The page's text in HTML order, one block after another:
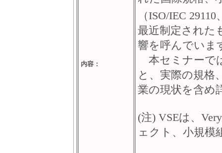
内容：
（ISO/IEC
最近制定された
響を呼んでいま
本セミナーで
と、実際の規格
業の現状を含め
(注) VSEは、
ェクト、小規模